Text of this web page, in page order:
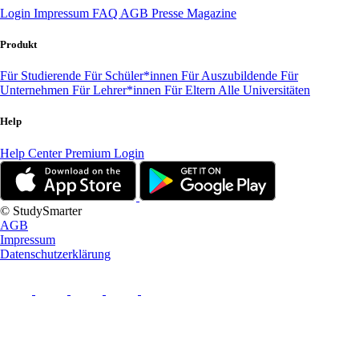
Login Impressum FAQ AGB Presse Magazine
Produkt
Für Studierende Für Schüler*innen Für Auszubildende Für
Unternehmen Für Lehrer*innen Für Eltern Alle Universitäten
Help
Help CenterPremium Login
© StudySmarter
AGB
Impressum
Datenschutzerklärung